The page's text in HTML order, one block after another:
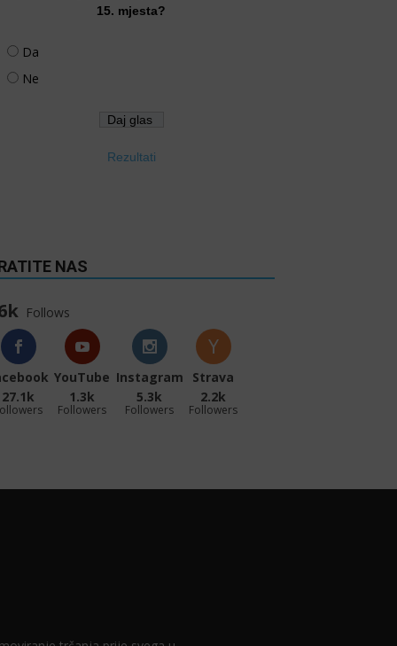
15. mjesta?
Da
Ne
Rezultati
NAS
Follows
27.1k
YouTube
1.3k
Followers
Instagram
5.3k
Followers
Strava
2.2k
Followers